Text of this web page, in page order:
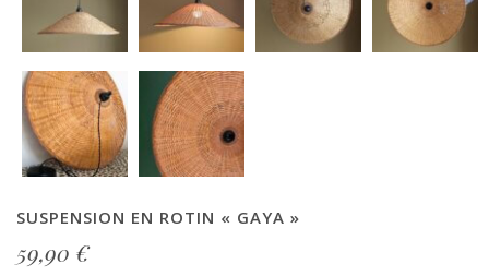
SUSPENSION EN ROTIN « GAYA »
59,90 €